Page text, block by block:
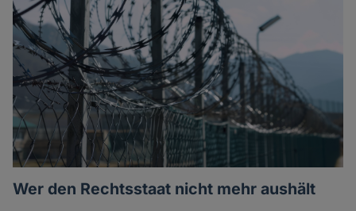
Wer den Rechtsstaat nicht mehr aushält